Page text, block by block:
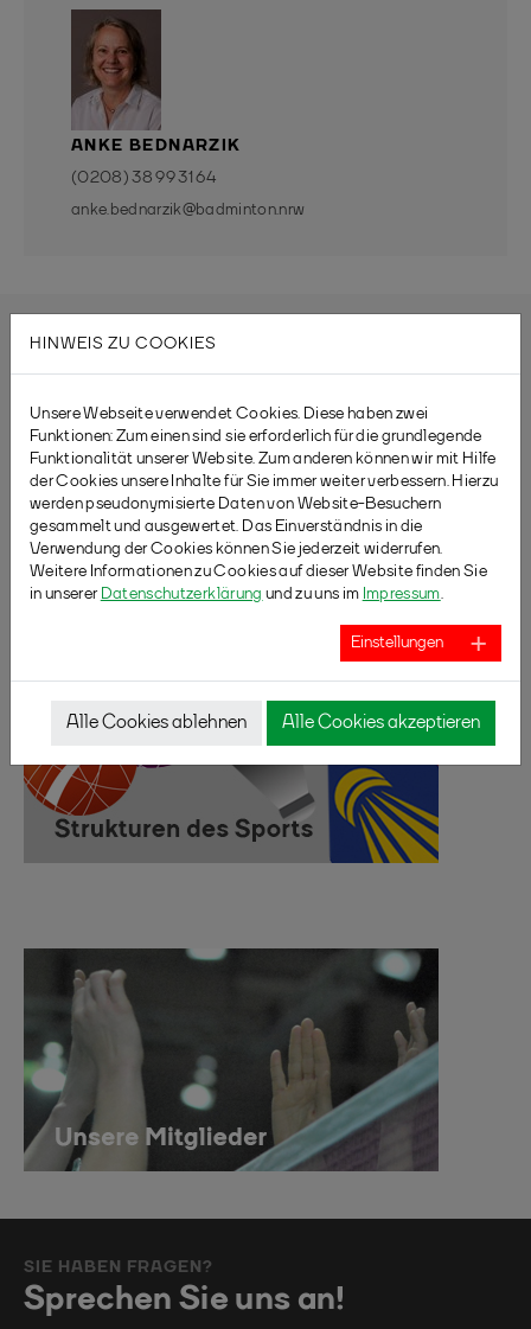
ANKE BEDNARZIK
(0208) 38 99 31 64
anke.bednarzik@badminton.nrw
SIE HABEN FRAGEN?
Sprechen Sie uns an!
HINWEIS ZU COOKIES
Unsere Webseite verwendet Cookies. Diese haben zwei
Funktionen: Zum einen sind sie erforderlich für die grundlegende
Funktionalität unserer Website. Zum anderen können wir mit Hilfe
der Cookies unsere Inhalte für Sie immer weiter verbessern. Hierzu
werden pseudonymisierte Daten von Website-Besuchern
gesammelt und ausgewertet. Das Einverständnis in die
Verwendung der Cookies können Sie jederzeit widerrufen.
Weitere Informationen zu Cookies auf dieser Website finden Sie
in unserer Datenschutzerklärung und zu uns im Impressum.
Einstellungen
Alle Cookies ablehnen Alle Cookies akzeptieren